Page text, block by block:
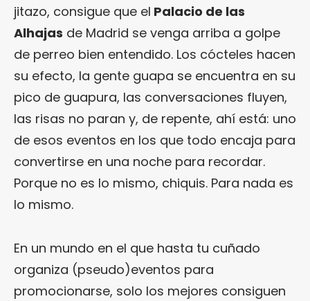
jitazo, consigue que el Palacio de las
Alhajas de Madrid se venga arriba a golpe
de perreo bien entendido. Los cócteles hacen
su efecto, la gente guapa se encuentra en su
pico de guapura, las conversaciones fluyen,
las risas no paran y, de repente, ahí está: uno
de esos eventos en los que todo encaja para
convertirse en una noche para recordar.
Porque no es lo mismo, chiquis. Para nada es
lo mismo.
En un mundo en el que hasta tu cuñado
organiza (pseudo)eventos para
promocionarse, solo los mejores consiguen